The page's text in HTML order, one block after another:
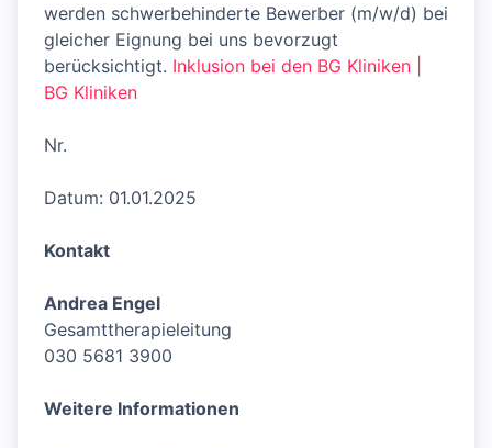
werden schwerbehinderte Bewerber (m/w/d) bei
gleicher Eignung bei uns bevorzugt
berücksichtigt. Inklusion bei den BG Kliniken |
BG Kliniken
Nr.
Datum: 01.01.2025
Kontakt
Andrea Engel
Gesamttherapieleitung
030 5681 3900
Weitere Informationen